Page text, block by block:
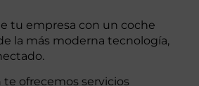
tu empresa con un coche
la más moderna tecnología,
te ofrecemos servicios